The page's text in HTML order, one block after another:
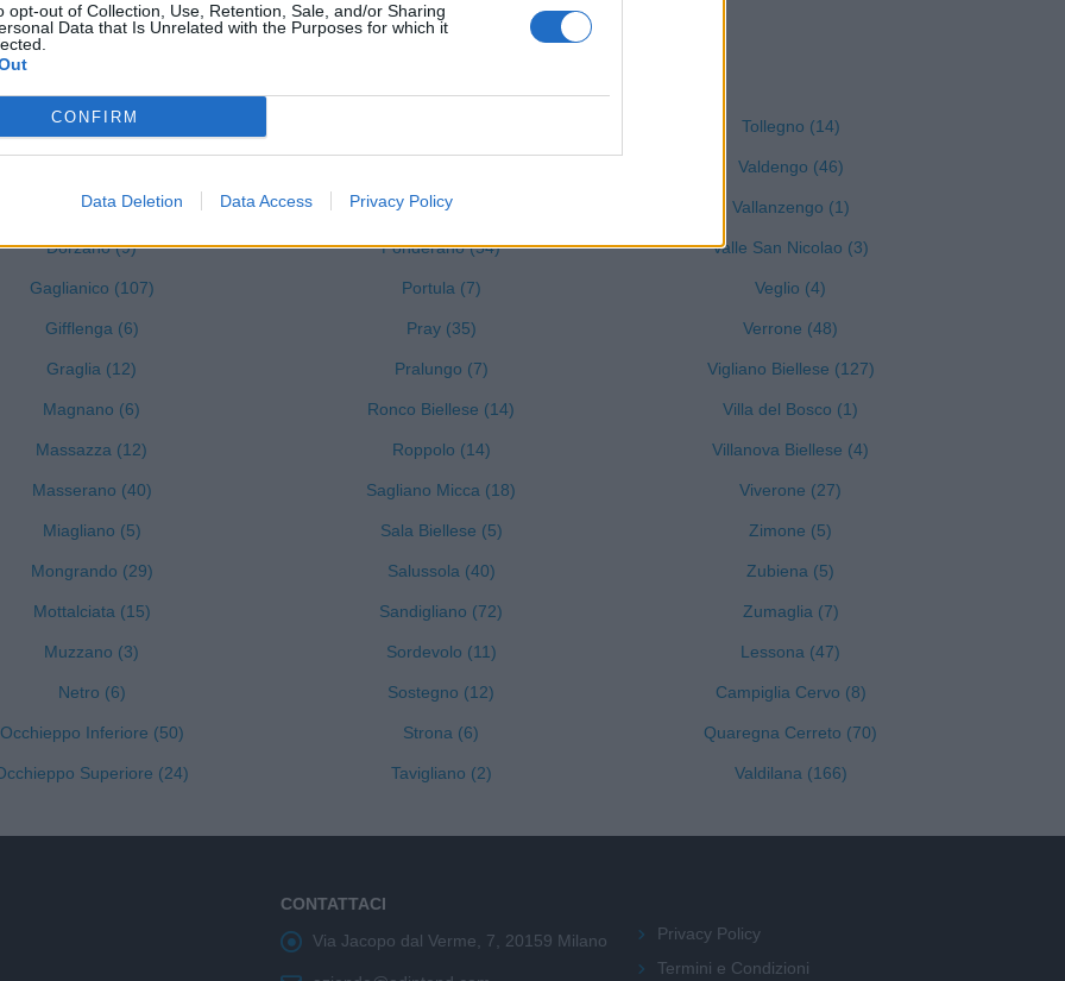
opt-out of Collection, Use, Retention, Sale, and/or Sharing
Data that Is Unrelated with the Purposes for which it
CONFIRM
Data Deletion Data Access Privacy Policy
tutti i comuni della provincia di Biella
Crevacuore (19)
Donato (6)
Dorzano (9)
Gaglianico (107)
Gifflenga (6)
Graglia (12)
Magnano (6)
Massazza (12)
Masserano (40)
Miagliano (5)
Mongrando (29)
Mottalciata (15)
Muzzano (3)
Netro (6)
Occhieppo Inferiore (50)
Superiore (24)
Pollone (18)
Ponderano (54)
Portula (7)
Pray (35)
Pralungo (7)
Ronco Biellese (14)
Roppolo (14)
Sagliano Micca (18)
Sala Biellese (5)
Salussola (40)
Sandigliano (72)
Sordevolo (11)
Sostegno (12)
Strona (6)
Tavigliano (2)
Tollegno (14)
Valdengo (46)
Vallanzengo (1)
Valle San Nicolao (3)
Veglio (4)
Verrone (48)
Vigliano Biellese (127)
Villa del Bosco (1)
Villanova Biellese (4)
Viverone (27)
Zimone (5)
Zubiena (5)
Zumaglia (7)
Lessona (47)
Campiglia Cervo (8)
Quaregna Cerreto (70)
Valdilana (166)
CONTATTACI
Via Jacopo dal Verme, 7, 20159 Milano
Privacy Policy
Termini e Condizioni